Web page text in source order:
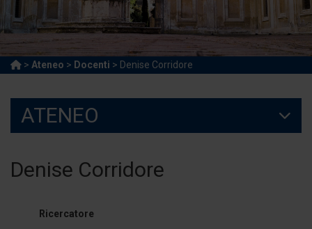
> Ateneo > Docenti > Denise Corridore
ATENEO
Denise Corridore
Ricercatore